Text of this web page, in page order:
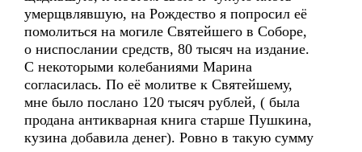
умерщвлявшую, на Рождество я попросил её
помолиться на могиле Святейшего в Соборе,
о ниспослании средств, 80 тысяч на издание.
С некоторыми колебаниями Марина
согласилась. По её молитве к Святейшему,
мне было послано 120 тысяч рублей, ( была
продана антикварная книга старше Пушкина,
кузина добавила денег). Ровно в такую сумму